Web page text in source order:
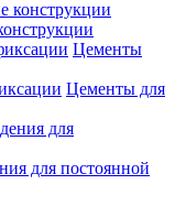
Цементы
Цементы для
для постоянной